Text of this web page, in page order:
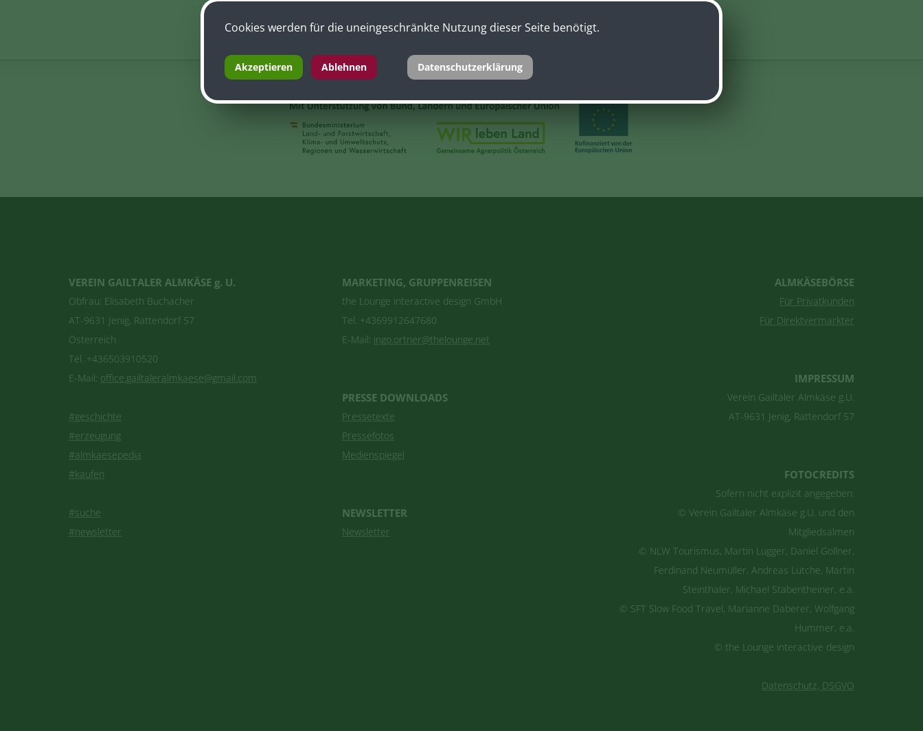
VEREIN GAILTALER ALMKÄSE g. U.
Obfrau: Elisabeth Buchacher
AT-9631 Jenig, Rattendorf 57
Österreich
Tel. +436503910520
E-Mail: office.gailtaleralmkaese@gmail.com
#geschichte
#erzeugung
#almkaesepedia
#kaufen
#suche
#newsletter
MARKETING, GRUPPENREISEN
the Lounge interactive design GmbH
Tel. +4369912647680
E-Mail: ingo.ortner@thelounge.net
PRESSE DOWNLOADS
Pressetexte
Pressefotos
Medienspiegel
NEWSLETTER
Newsletter
ALMKÄSEBÖRSE
Für Privatkunden
Für Direktvermarkter
IMPRESSUM
Verein Gailtaler Almkäse g.U.
AT-9631 Jenig, Rattendorf 57
FOTOCREDITS
Sofern nicht explizit angegeben:
© Verein Gailtaler Almkäse g.U. und den
Mitgliedsalmen
© NLW Tourismus, Martin Lugger, Daniel Gollner,
Ferdinand Neumüller, Andreas Lutche, Martin
Steinthaler, Michael Stabentheiner, e.a.
© SFT Slow Food Travel, Marianne Daberer, Wolfgang
Hummer, e.a.
© the Lounge interactive design
Datenschutz, DSGVO
Cookies werden für die uneingeschränkte Nutzung dieser Seite benötigt.
Akzeptieren Ablehnen Datenschutzerklärung